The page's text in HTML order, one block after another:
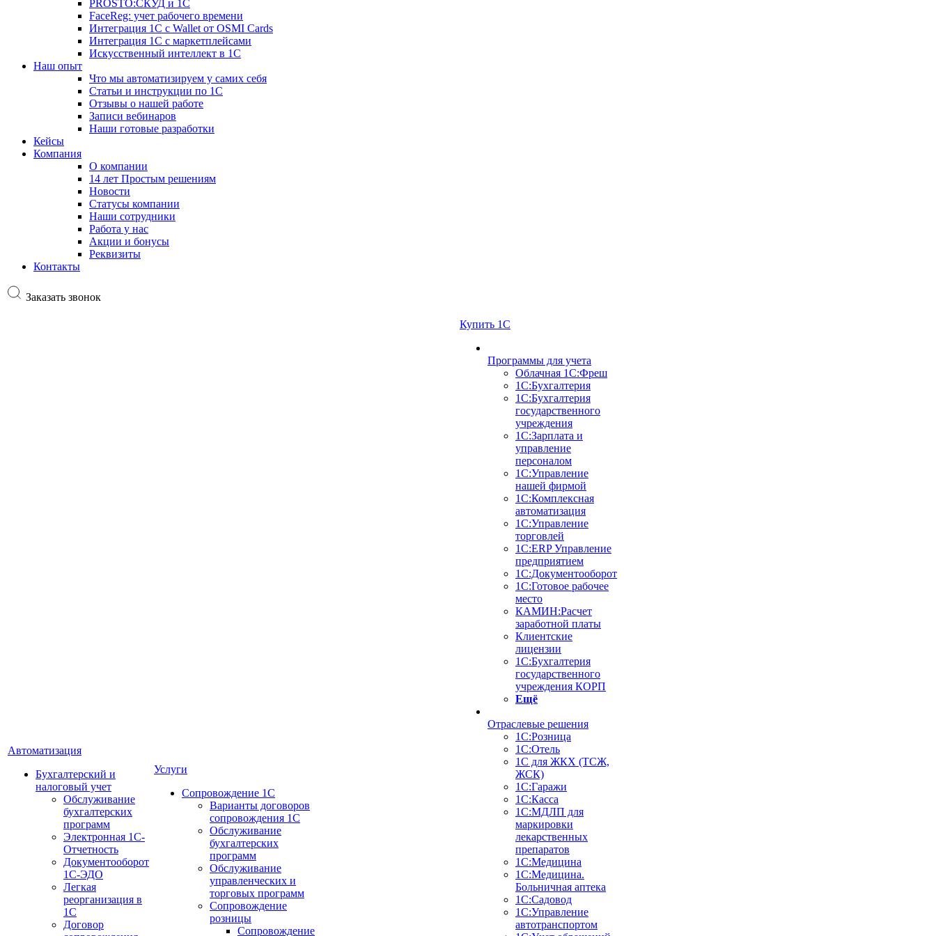
PROSTO:СКУД и 1С
FaceReg: учет рабочего времени
Интеграция 1С с Wallet от OSMI Cards
Интеграция 1С с маркетплейсами
Искусственный интеллект в 1С
Наш опыт
Что мы автоматизируем у самих себя
Статьи и инструкции по 1С
Отзывы о нашей работе
Записи вебинаров
Наши готовые разработки
Кейсы
Компания
О компании
14 лет Простым решениям
Новости
Статусы компании
Наши сотрудники
Работа у нас
Акции и бонусы
Реквизиты
Контакты
Заказать звонок
Автоматизация
Бухгалтерский и
налоговый учет
Обслуживание
бухгалтерских
программ
Электронная 1С-
Отчетность
Документооборот
1С-ЭДО
Легкая
реорганизация в
1С
Договор
Услуги
Сопровождение 1С
Варианты договоров
сопровождения 1С
Обслуживание
бухгалтерских
программ
Обслуживание
управленческих и
торговых программ
Сопровождение
розницы
Сопровождение
Купить 1С
Программы для учета
Облачная 1С:Фреш
1С:Бухгалтерия
1С:Бухгалтерия
государственного
учреждения
1С:Зарплата и
управление
персоналом
1С:Управление
нашей фирмой
1С:Комплексная
автоматизация
1С:Управление
торговлей
1С:ERP Управление
предприятием
1С:Документооборот
1C:Готовое рабочее
место
КАМИН:Расчет
заработной платы
Клиентские
лицензии
1С:Бухгалтерия
государственного
учреждения КОРП
Ещё
Отраслевые решения
1С:Розница
1С:Отель
1С для ЖКХ (ТСЖ,
ЖСК)
1С:Гаражи
1С:Касса
1С:МДЛП для
маркировки
лекарственных
препаратов
1С:Медицина
1С:Медицина.
Больничная аптека
1С:Садовод
1С:Управление
автотранспортом